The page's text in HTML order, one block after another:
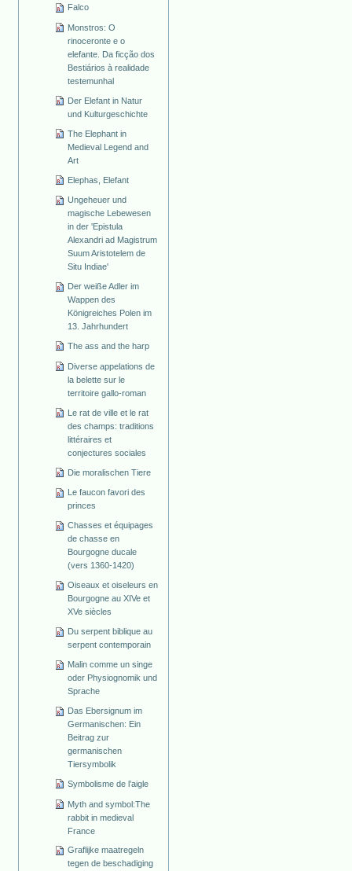
Falco
Monstros: O
rinoceronte e o
elefante. Da ficção dos
Bestiários à realidade
testemunhal
Der Elefant in Natur
und Kulturgeschichte
The Elephant in
Medieval Legend and
Art
Elephas, Elefant
Ungeheuer und
magische Lebewesen
in der 'Epistula
Alexandri ad Magistrum
Suum Aristotelem de
Situ Indiae'
Der weiße Adler im
Wappen des
Königreiches Polen im
13. Jahrhundert
The ass and the harp
Diverse appelations de
la belette sur le
territoire gallo-roman
Le rat de ville et le rat
des champs: traditions
littéraires et
conjectures sociales
Die moralischen Tiere
Le faucon favori des
princes
Chasses et équipages
de chasse en
Bourgogne ducale
(vers 1360-1420)
Oiseaux et oiseleurs en
Bourgogne au XIVe et
XVe siècles
Du serpent biblique au
serpent contemporain
Malin comme un singe
oder Physiognomik und
Sprache
Das Ebersignum im
Germanischen: Ein
Beitrag zur
germanischen
Tiersymbolik
Symbolisme de l’aigle
Myth and symbol:The
rabbit in medieval
France
Graflijke maatregeln
tegen de beschadiging